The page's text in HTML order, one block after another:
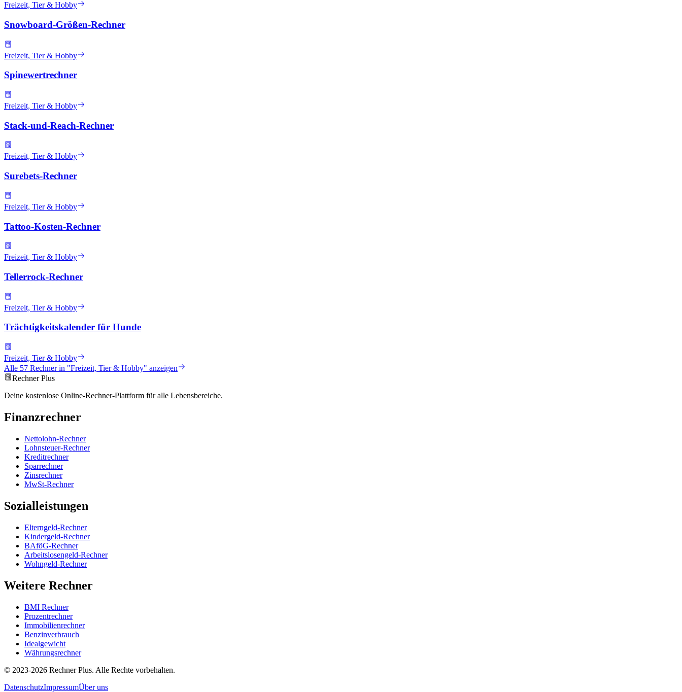
Freizeit, Tier & Hobby
Snowboard-Größen-Rechner
Freizeit, Tier & Hobby
Spinewertrechner
Freizeit, Tier & Hobby
Stack-und-Reach-Rechner
Freizeit, Tier & Hobby
Surebets-Rechner
Freizeit, Tier & Hobby
Tattoo-Kosten-Rechner
Freizeit, Tier & Hobby
Tellerrock-Rechner
Freizeit, Tier & Hobby
Trächtigkeitskalender für Hunde
Freizeit, Tier & Hobby
Alle 57 Rechner in "Freizeit, Tier & Hobby" anzeigen
Rechner Plus
Deine kostenlose Online-Rechner-Plattform für alle Lebensbereiche.
Finanzrechner
Nettolohn-Rechner
Lohnsteuer-Rechner
Kreditrechner
Sparrechner
Zinsrechner
MwSt-Rechner
Sozialleistungen
Elterngeld-Rechner
Kindergeld-Rechner
BAföG-Rechner
Arbeitslosengeld-Rechner
Wohngeld-Rechner
Weitere Rechner
BMI Rechner
Prozentrechner
Immobilienrechner
Benzinverbrauch
Idealgewicht
Währungsrechner
© 2023-2026 Rechner Plus. Alle Rechte vorbehalten.
DatenschutzImpressumÜber uns